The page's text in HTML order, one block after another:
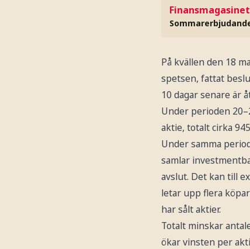
Finansmagasinet
På kvällen den 18
spetsen, fattat
10 dagar senare är
Under perioden
aktie, totalt cirka
Under samma
samlar
avslut. Det kan till
letar upp flera
har sålt aktier.
Totalt minskar
ökar vinsten per